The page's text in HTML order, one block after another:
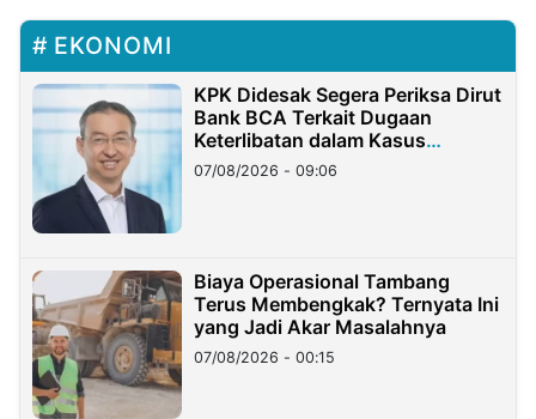
EKONOMI
KPK Didesak Segera Periksa Dirut
Bank BCA Terkait Dugaan
Keterlibatan dalam Kasus
Hilangnya Dana Nasabah Rp2,58
Miliar
07/08/2026 - 09:06
Biaya Operasional Tambang
Terus Membengkak? Ternyata Ini
yang Jadi Akar Masalahnya
07/08/2026 - 00:15